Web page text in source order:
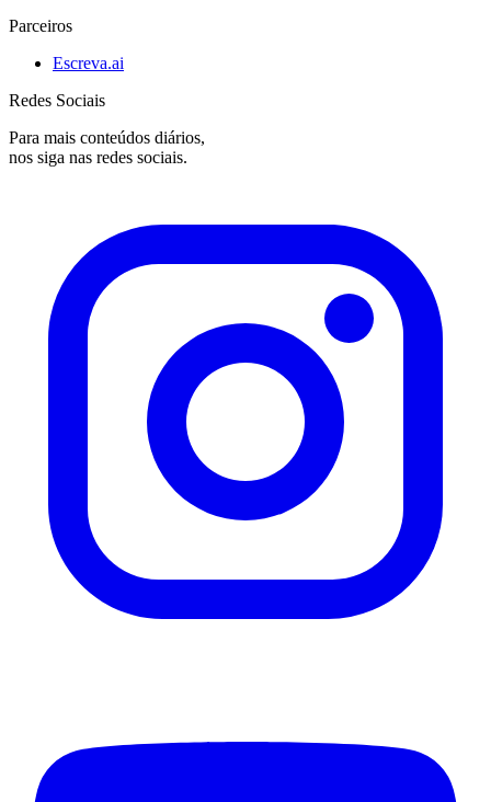
Parceiros
Escreva.ai
Redes Sociais
Para mais conteúdos diários,
nos siga nas redes sociais.